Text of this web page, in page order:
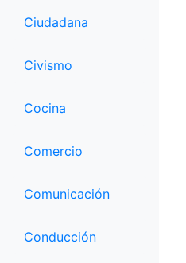
Ciudadana
Civismo
Cocina
Comercio
Comunicación
Conducción